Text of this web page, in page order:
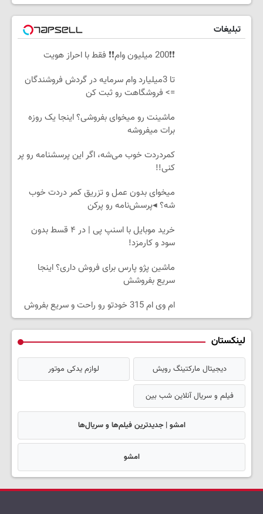
تبلیغات
❗❗200 میلیون وام❗❗ فقط با احراز هویت
تا 3میلیارد وام سرمایه در گردش فروشندگان
=> فروشگاهت رو ثبت کن
ماشینت رو میخوای بفروشی؟ اینجا یک روزه
برات میفروشه
کمردردت خوب می‌شه، اگر این پرسشنامه رو پر
کنی!!
میخوای بدون عمل و تزریق کمر دردت خوب
شه؟ ◂پرسش‌نامه رو پرکن
خرید موبایل با اسنپ پی | در ۴ قسط بدون
سود و کارمزد!
ماشین پژو پارس برای فروش داری؟ اینجا
سریع بفروشش
ام وی ام 315 خودتو رو راحت و سریع بفروش
لینکستان
دیجیتال مارکتینگ رویش لوازم یدکی موتور
فیلم و سریال آنلاین شب بین
امشو | جدیدترین فیلم‌ها و سریال‌ها
امشو